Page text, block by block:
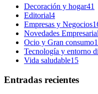
Decoración y hogar41
Editorial4
Empresas y Negocios
Novedades
Ocio y Gran consumo
Tecnología y entorno
Vida saludable15
Entradas recientes